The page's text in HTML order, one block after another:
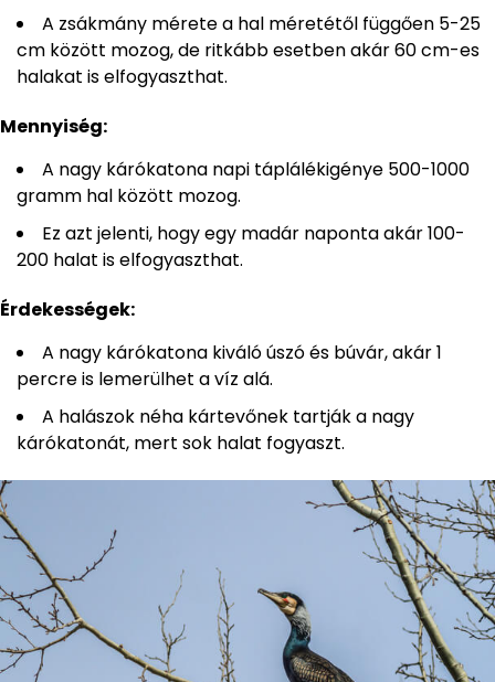
A zsákmány mérete a hal méretétől függően 5-25
cm között mozog, de ritkább esetben akár 60 cm-es
halakat is elfogyaszthat.
Mennyiség:
A nagy kárókatona napi táplálékigénye 500-1000
gramm hal között mozog.
Ez azt jelenti, hogy egy madár naponta akár 100-
200 halat is elfogyaszthat.
Érdekességek:
A nagy kárókatona kiváló úszó és búvár, akár 1
percre is lemerülhet a víz alá.
A halászok néha kártevőnek tartják a nagy
kárókatonát, mert sok halat fogyaszt.